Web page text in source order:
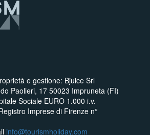
e gestione: Bjuice Srl
Paolieri, 17 50023 Impruneta (FI)
Sociale EURO 1.000 i.v.
Imprese di Firenze n°
info@tourismholiday.com